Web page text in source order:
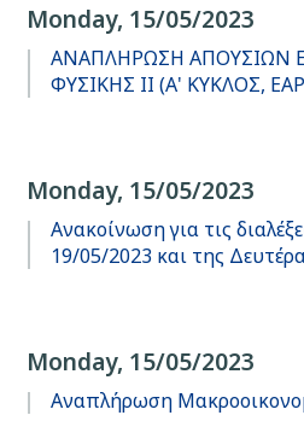
Monday, 15/05/2023
ΑΝΑΠΛΗΡΩΣΗ ΑΠΟΥΣΙΩΝ
ΦΥΣΙΚΗΣ ΙΙ (Α' ΚΥΚΛΟΣ,
Monday, 15/05/2023
Ανακοίνωση για τις
19/05/2023 και της
Monday, 15/05/2023
Αναπλήρωση